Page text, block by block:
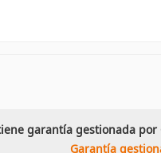
garantía gestionada
Garantía